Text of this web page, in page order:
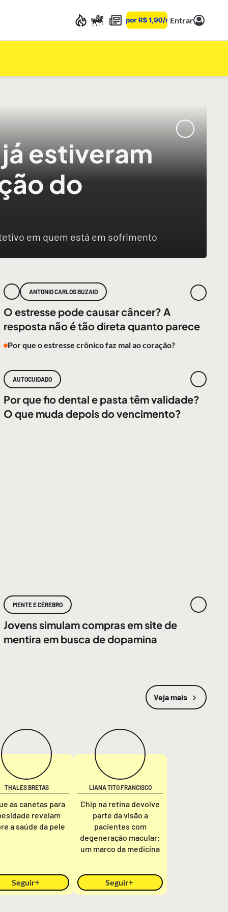
Entrar
estiveram
do
em quem está em sofrimento
ANTONIO CARLOS BUZAID
O estresse pode causar câncer? A
resposta não é tão direta quanto parece
Por que o estresse crônico faz mal ao coração?
AUTOCUIDADO
Por que fio dental e pasta têm validade?
O que muda depois do vencimento?
MENTE E CÉREBRO
Jovens simulam compras em site de
mentira em busca de dopamina
Veja mais
THALES BRETAS
as canetas para
revelam
a saúde da pele
Seguir
LIANA TITO FRANCISCO
Chip na retina devolve
parte da visão a
pacientes com
degeneração macular:
um marco da medicina
Seguir